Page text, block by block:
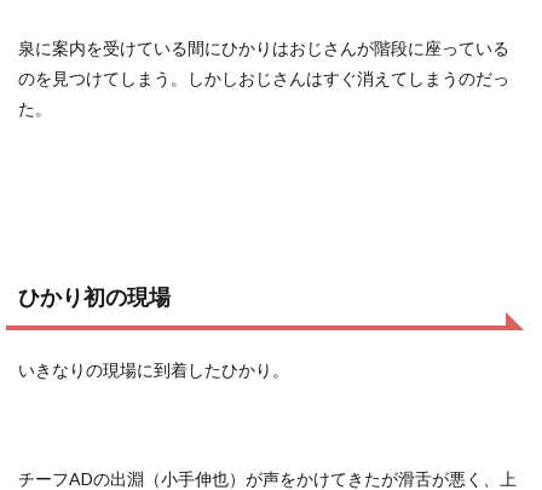
泉に案内を受けている間にひかりはおじさんが階段に座っている
のを見つけてしまう。しかしおじさんはすぐ消えてしまうのだっ
た。
ひかり初の現場
いきなりの現場に到着したひかり。
チーフADの出淵（小手伸也）が声をかけてきたが滑舌が悪く、上